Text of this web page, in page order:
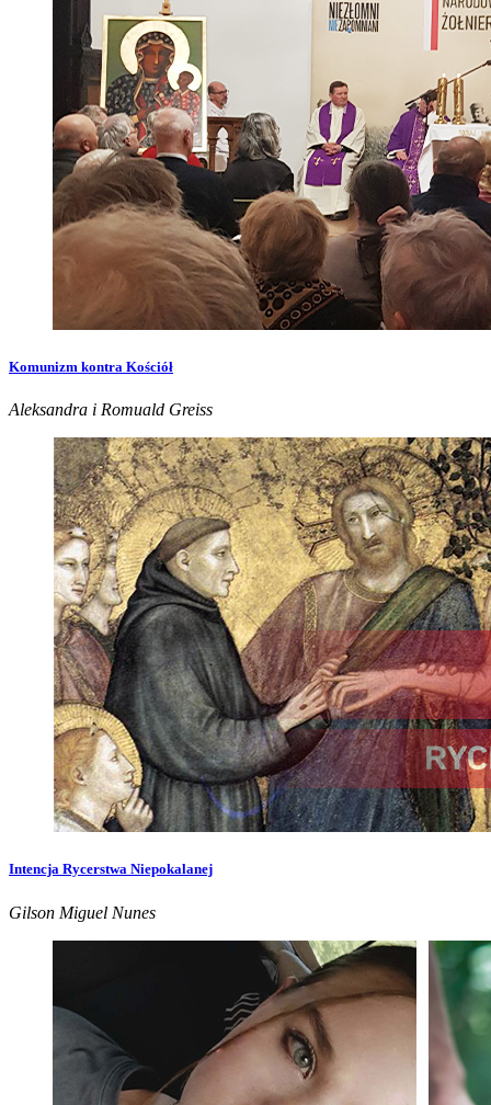
Komunizm kontra Kościół
Aleksandra i Romuald Greiss
Intencja Rycerstwa Niepokalanej
Gilson Miguel Nunes